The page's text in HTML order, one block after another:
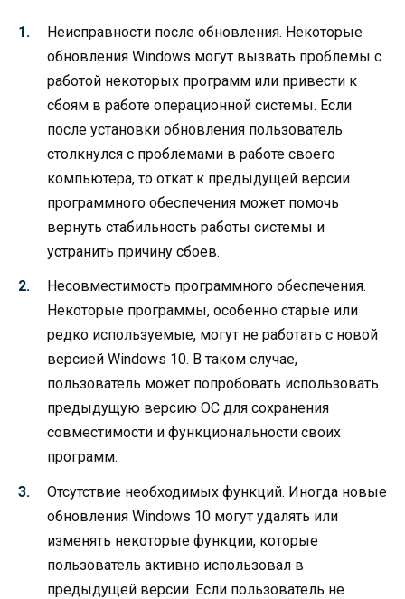
Неисправности после обновления. Некоторые
обновления Windows могут вызвать проблемы с
работой некоторых программ или привести к
сбоям в работе операционной системы. Если
после установки обновления пользователь
столкнулся с проблемами в работе своего
компьютера, то откат к предыдущей версии
программного обеспечения может помочь
вернуть стабильность работы системы и
устранить причину сбоев.
Несовместимость программного обеспечения.
Некоторые программы, особенно старые или
редко используемые, могут не работать с новой
версией Windows 10. В таком случае,
пользователь может попробовать использовать
предыдущую версию ОС для сохранения
совместимости и функциональности своих
программ.
Отсутствие необходимых функций. Иногда новые
обновления Windows 10 могут удалять или
изменять некоторые функции, которые
пользователь активно использовал в
предыдущей версии. Если пользователь не